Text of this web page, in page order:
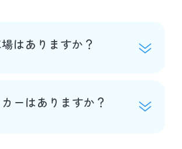
はありますか？
ーはありますか？